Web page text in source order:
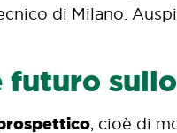
di Milano.
futuro
, cioè di